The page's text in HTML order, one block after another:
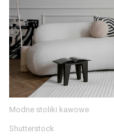
Modne stoliki kawowe
Shutterstock